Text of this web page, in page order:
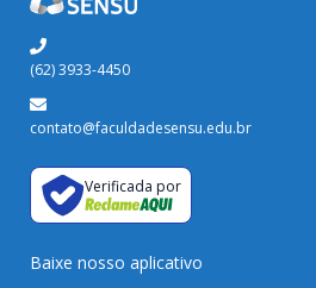
(62) 3933-4450
contato@faculdadesensu.edu.br
Verificada por
Baixe nosso aplicativo